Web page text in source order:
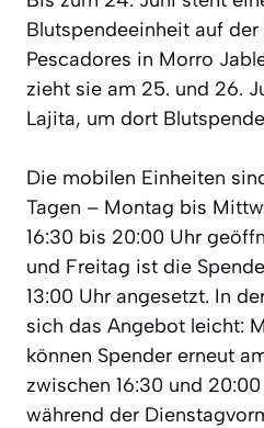
Blutspendeeinheit auf der
Pescadores in Morro
zieht sie am 25. und 26.
Lajita, um dort
Die mobilen Einheiten
Tagen – Montag bis
16:30 bis 20:00 Uhr
und Freitag ist die
13:00 Uhr angesetzt. In
sich das Angebot leicht:
können Spender erneut
zwischen 16:30 und
während der